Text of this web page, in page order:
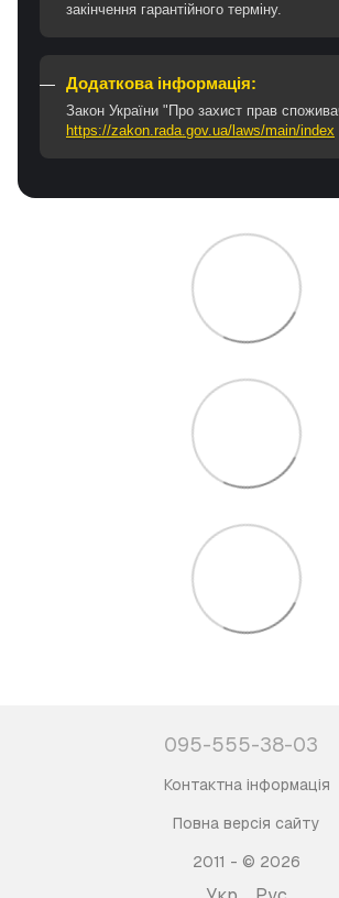
закінчення гарантійного терміну.
Додаткова інформація:
Закон України "Про захист прав
https://zakon.rada.gov.ua/laws/main/index
095-555-38-03
Контактна інформація
Повна версія сайту
2011 - © 2026